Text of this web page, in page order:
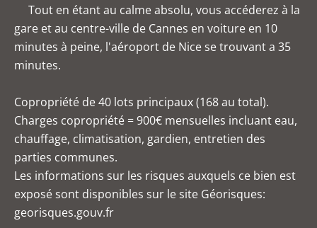
Tout en étant au calme absolu, vous accéderez à la
gare et au centre-ville de Cannes en voiture en 10
minutes à peine, l'aéroport de Nice se trouvant a 35
minutes.
Copropriété de 40 lots principaux (168 au total).
Charges copropriété = 900€ mensuelles incluant eau,
chauffage, climatisation, gardien, entretien des
parties communes.
Les informations sur les risques auxquels ce bien est
exposé sont disponibles sur le site Géorisques:
georisques.gouv.fr